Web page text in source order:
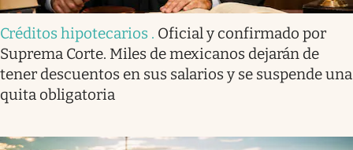
Créditos hipotecarios . Oficial y confirmado por
Suprema Corte. Miles de mexicanos dejarán de
tener descuentos en sus salarios y se suspende una
quita obligatoria